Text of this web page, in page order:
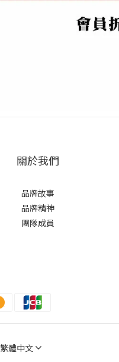
關於我們
品牌故事
品牌精神
團隊成員
繁體中文